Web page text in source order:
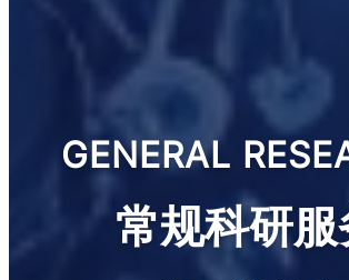
GENERAL
常规科研服